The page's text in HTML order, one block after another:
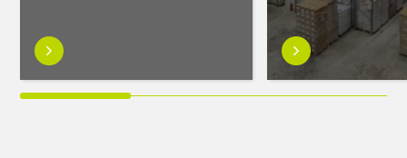
Saber
más
sobre¡Si
Saber
más